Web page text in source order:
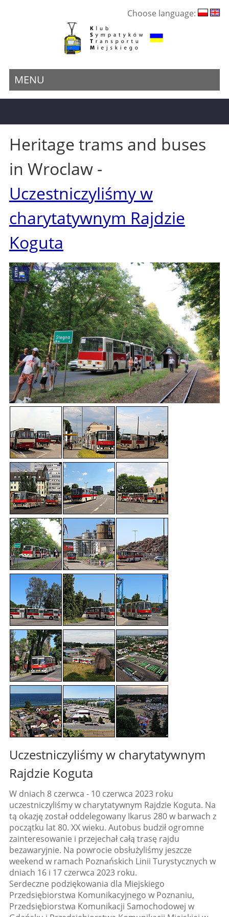
Choose language:
MENU
Heritage trams and buses
in Wroclaw -
Uczestniczyliśmy w
charytatywnym Rajdzie
Koguta
Uczestniczyliśmy w charytatywnym
Rajdzie Koguta
W dniach 8 czerwca - 10 czerwca 2023 roku
uczestniczyliśmy w charytatywnym Rajdzie Koguta. Na
tą okazję został oddelegowany Ikarus 280 w barwach z
początku lat 80. XX wieku. Autobus budził ogromne
zainteresowanie i przejechał całą trasę rajdu
bezawaryjnie. Na powrocie obsłużyliśmy jeszcze
weekend w ramach Poznańskich Linii Turystycznych w
dniach 16 i 17 czerwca 2023 roku.
Serdeczne podziękowania dla Miejskiego
Przedsiębiorstwa Komunikacyjnego w Poznaniu,
Przedsiębiorstwa Komunikacji Samochodowej w